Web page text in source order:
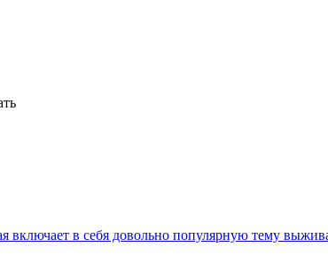
включает в себя довольно популярную тему